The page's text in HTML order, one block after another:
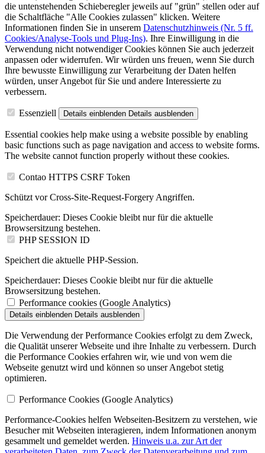
die untenstehenden Schieberegler jeweils auf "grün" stellen oder auf
die Schaltfläche "Alle Cookies zulassen" klicken. Weitere
Informationen finden Sie in unserem Datenschutzhinweis (Nr. 5 ff.
Cookies/Analyse-Tools und Plug-Ins). Ihre Einwilligung in die
Verwendung nicht notwendiger Cookies können Sie auch jederzeit
anpassen oder widerrufen. Wir würden uns freuen, wenn Sie durch
Ihre bewusste Einwilligung zur Verarbeitung der Daten helfen
würden, unser Angebot für Sie und andere Interessierte zu
verbessern.
Essenziell Details einblenden Details ausblenden
Essential cookies help make using a website possible by enabling
basic functions such as page navigation and access to website forms.
The website cannot function properly without these cookies.
Contao HTTPS CSRF Token
Schützt vor Cross-Site-Request-Forgery Angriffen.
Speicherdauer: Dieses Cookie bleibt nur für die aktuelle
Browsersitzung bestehen.
PHP SESSION ID
Speichert die aktuelle PHP-Session.
Speicherdauer: Dieses Cookie bleibt nur für die aktuelle
Browsersitzung bestehen.
Performance cookies (Google Analytics)
Details einblenden Details ausblenden
Die Verwendung der Performance Cookies erfolgt zu dem Zweck,
die Qualität unserer Webseite und ihre Inhalte zu verbessern. Durch
die Performance Cookies erfahren wir, wie und von wem die
Webseite genutzt wird und können so unser Angebot stetig
optimieren.
Performance Cookies (Google Analytics)
Performance-Cookies helfen Webseiten-Besitzern zu verstehen, wie
Besucher mit Webseiten interagieren, indem Informationen anonym
gesammelt und gemeldet werden. Hinweis u.a. zur Art der